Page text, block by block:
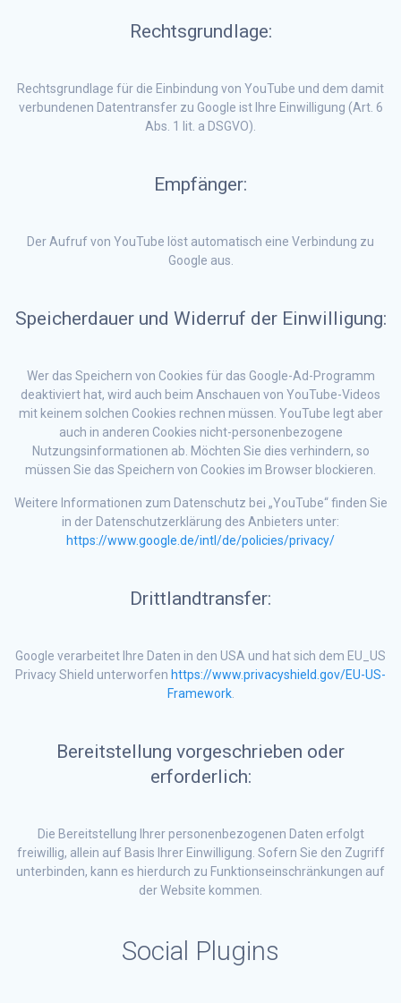
Rechtsgrundlage:
Rechtsgrundlage für die Einbindung von YouTube und dem damit
verbundenen Datentransfer zu Google ist Ihre Einwilligung (Art. 6
Abs. 1 lit. a DSGVO).
Empfänger:
Der Aufruf von YouTube löst automatisch eine Verbindung zu
Google aus.
Speicherdauer und Widerruf der Einwilligung:
Wer das Speichern von Cookies für das Google-Ad-Programm
deaktiviert hat, wird auch beim Anschauen von YouTube-Videos
mit keinem solchen Cookies rechnen müssen. YouTube legt aber
auch in anderen Cookies nicht-personenbezogene
Nutzungsinformationen ab. Möchten Sie dies verhindern, so
müssen Sie das Speichern von Cookies im Browser blockieren.
Weitere Informationen zum Datenschutz bei „YouTube“ finden Sie
in der Datenschutzerklärung des Anbieters unter:
https://www.google.de/intl/de/policies/privacy/
Drittlandtransfer:
Google verarbeitet Ihre Daten in den USA und hat sich dem EU_US
Privacy Shield unterworfen https://www.privacyshield.gov/EU-US-
Framework.
Bereitstellung vorgeschrieben oder
erforderlich:
Die Bereitstellung Ihrer personenbezogenen Daten erfolgt
freiwillig, allein auf Basis Ihrer Einwilligung. Sofern Sie den Zugriff
unterbinden, kann es hierdurch zu Funktionseinschränkungen auf
der Website kommen.
Social Plugins